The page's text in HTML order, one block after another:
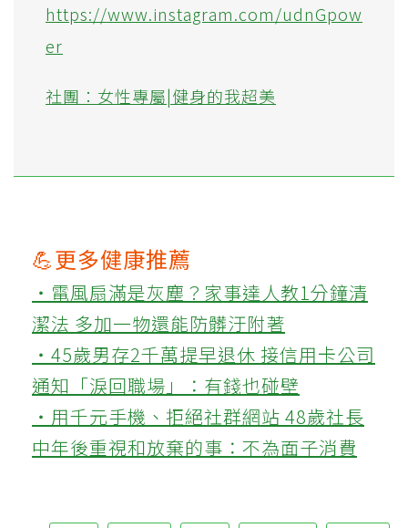
https://www.instagram.com/udnGpow
er
社團：女性專屬|健身的我超美
💪更多健康推薦
‧電風扇滿是灰塵？家事達人教1分鐘清
潔法 多加一物還能防髒汙附著
‧45歲男存2千萬提早退休 接信用卡公司
通知「淚回職場」：有錢也碰壁
‧用千元手機、拒絕社群網站 48歲社長
中年後重視和放棄的事：不為面子消費